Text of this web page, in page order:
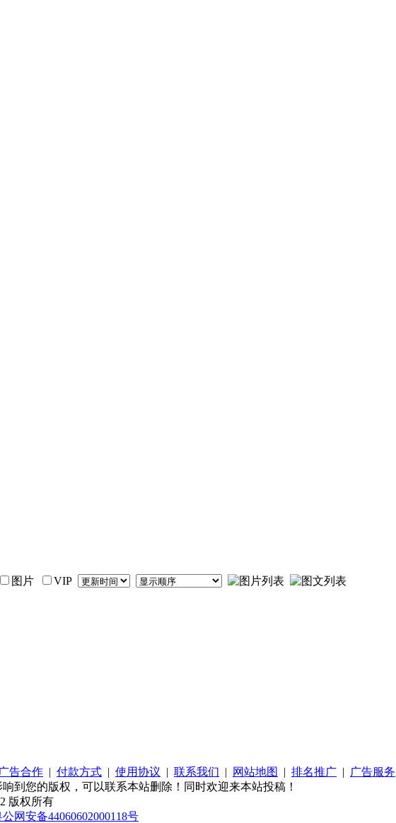
图片
VIP
广告合作 | 付款方式 | 使用协议 | 联系我们 | 网站地图 | 排名推广 | 广告服务
到您的版权，可以联系本站删除！同时欢迎来本站投稿！
版权所有
公网安备44060602000118号